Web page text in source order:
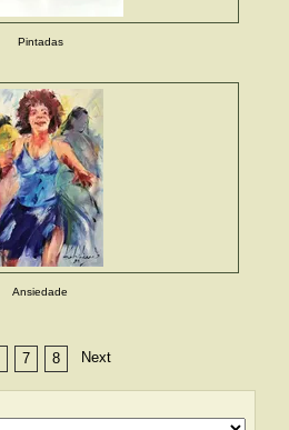
Pintadas
Ansiedade
7 8 Next